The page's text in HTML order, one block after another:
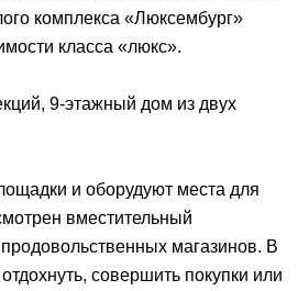
комплекса «Люксембург»
класса «люкс».
9-этажный дом из двух
и оборудуют места для
вместительный
магазинов. В
совершить покупки или